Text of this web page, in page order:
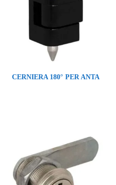
CERNIERA 180° PER ANTA